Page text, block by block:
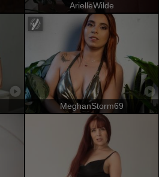
ArielleWilde
MeghanStorm69